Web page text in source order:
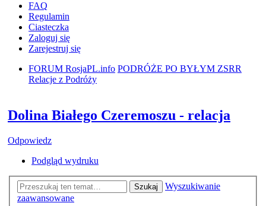
FAQ
Regulamin
Ciasteczka
Zaloguj się
Zarejestruj się
FORUM RosjaPL.info PODRÓŻE PO BYŁYM ZSRR
Relacje z Podróży
Dolina Białego Czeremoszu - relacja
Odpowiedz
Podgląd wydruku
Szukaj
Wyszukiwanie
zaawansowane